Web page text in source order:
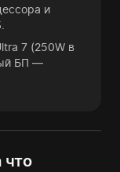
и
7 (250W в
БП —
что